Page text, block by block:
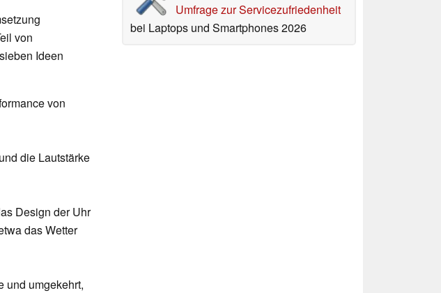
Umfrage zur Servicezufriedenheit
bei Laptops und Smartphones 2026
von
Ideen
von
die Lautstärke
Design der Uhr
das Wetter
und umgekehrt,